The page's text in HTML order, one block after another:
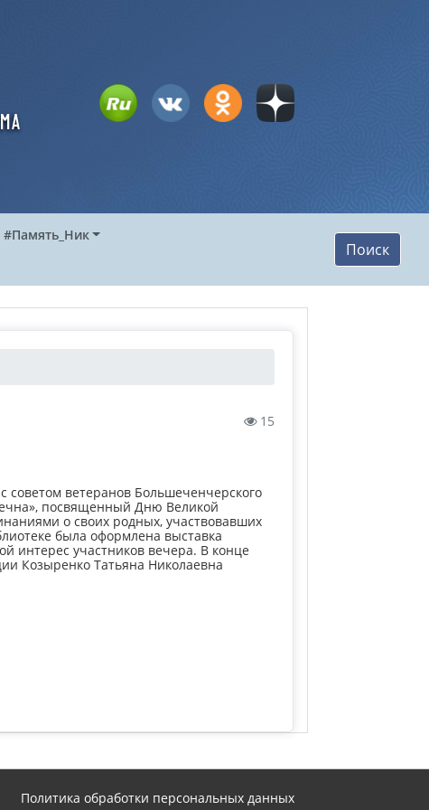
#Память_Ник
Поиск
15
советом ветеранов Большеченчерского
посвященный Дню Великой
о своих родных, участвовавших
была оформлена выставка
интерес участников вечера. В конце
Козыренко Татьяна Николаевна
Политика обработки персональных данных